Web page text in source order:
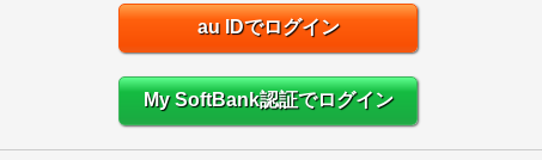
au IDでログイン
My SoftBank認証でログイン